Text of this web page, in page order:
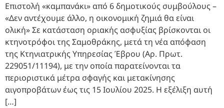
Επιστολή «καμπανάκι» από 6 δημοτικούς συμβούλους –
«Δεν αντέχουμε άλλο, η οικονομική ζημιά θα είναι
ολική» Σε κατάσταση οριακής ασφυξίας βρίσκονται οι
κτηνοτρόφοι της Σαμοθράκης, μετά τη νέα απόφαση
της Κτηνιατρικής Υπηρεσίας Έβρου (Αρ. Πρωτ.
229051/11194), με την οποία παρατείνονται τα
περιοριστικά μέτρα σφαγής και μετακίνησης
αιγοπροβάτων έως τις 15 Ιουλίου 2025. Η εξέλιξη αυτή
[…]